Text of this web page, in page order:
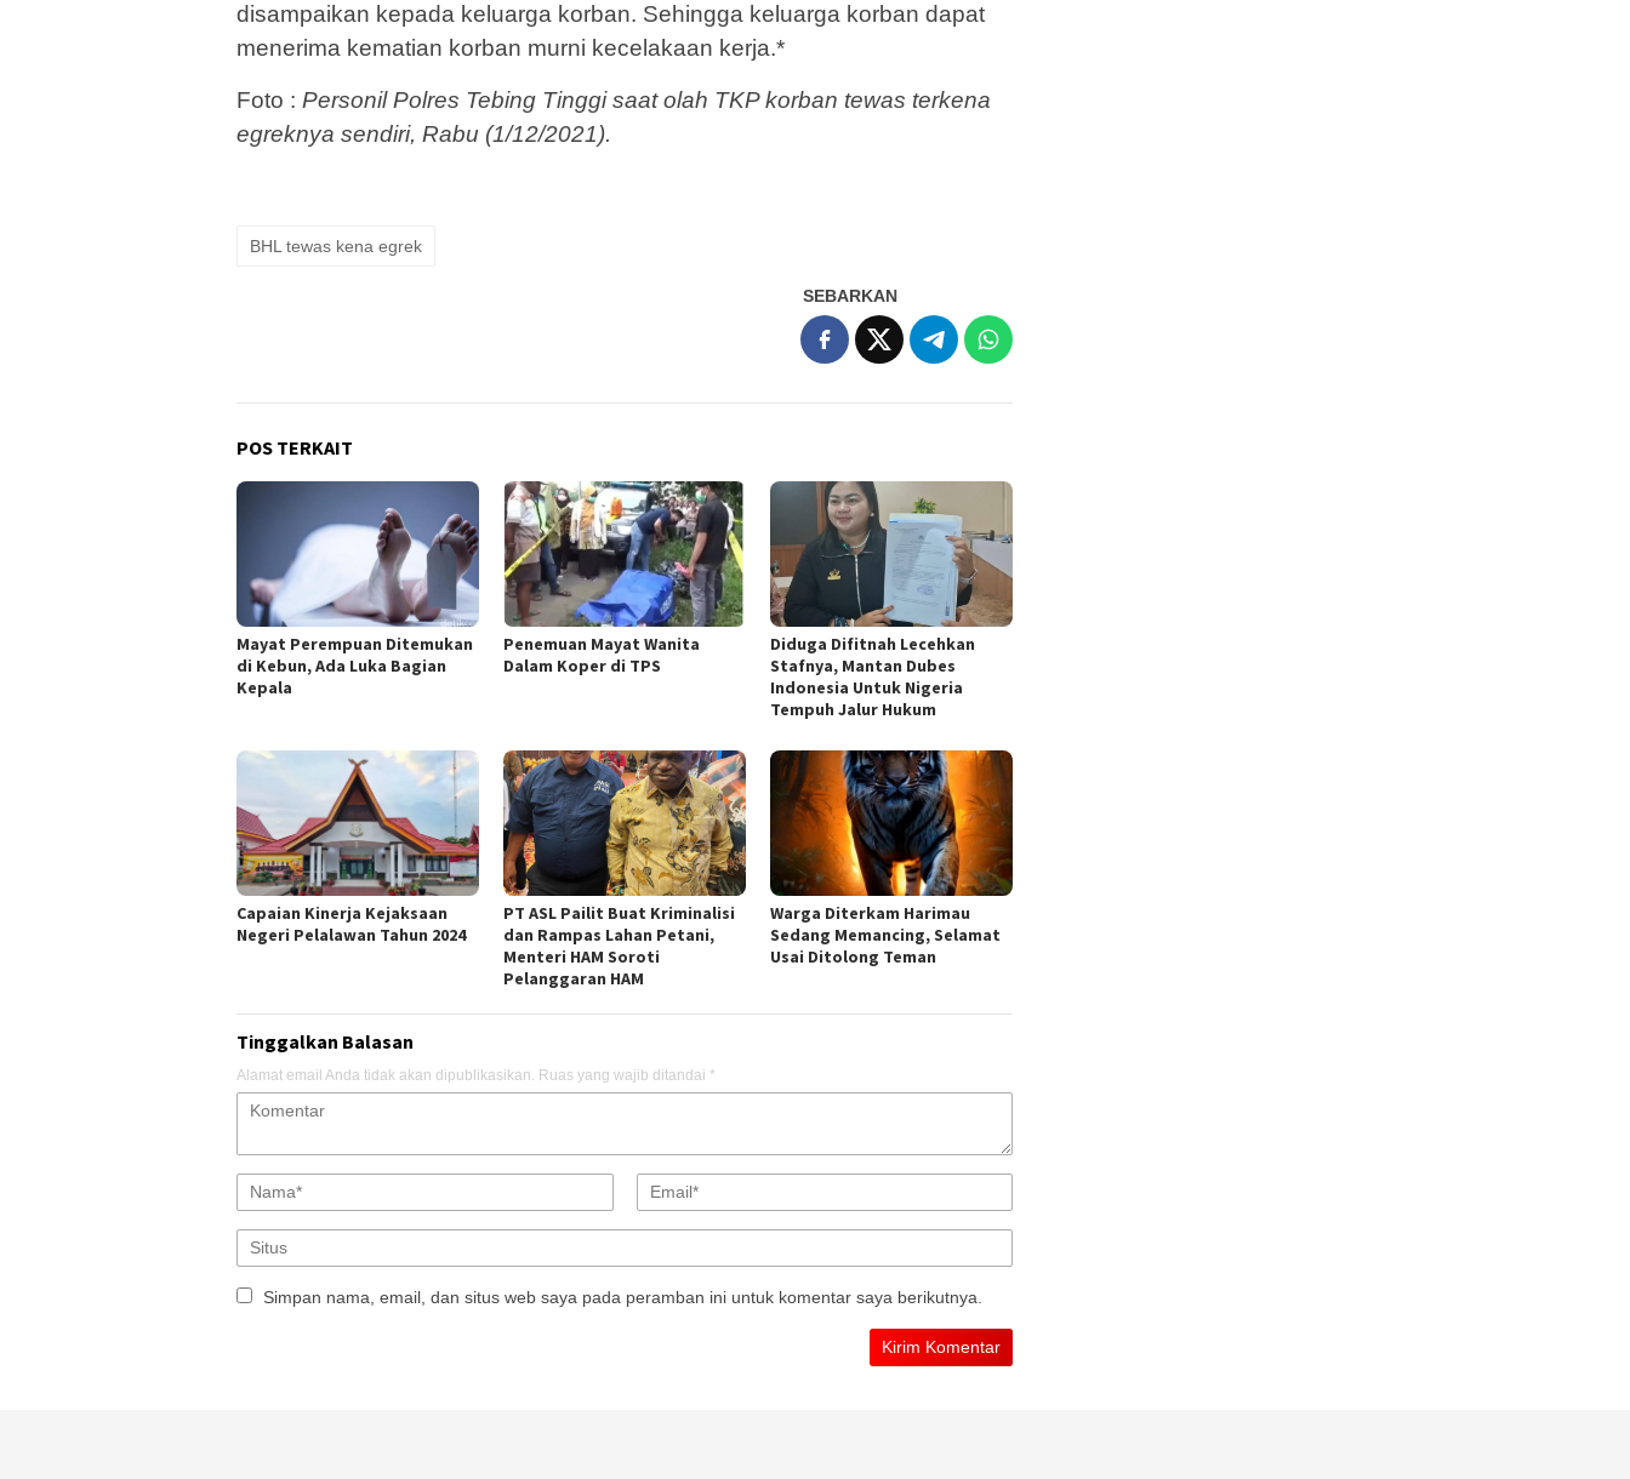
disampaikan kepada keluarga korban. Sehingga keluarga korban dapat
menerima kematian korban murni kecelakaan kerja.*
Foto : Personil Polres Tebing Tinggi saat olah TKP korban tewas terkena
egreknya sendiri, Rabu (1/12/2021).
BHL tewas kena egrek
SEBARKAN
POS TERKAIT
Mayat Perempuan Ditemukan
di Kebun, Ada Luka Bagian
Kepala
Penemuan Mayat Wanita
Dalam Koper di TPS
Diduga Difitnah Lecehkan
Stafnya, Mantan Dubes
Indonesia Untuk Nigeria
Tempuh Jalur Hukum
Capaian Kinerja Kejaksaan
Negeri Pelalawan Tahun 2024
PT ASL Pailit Buat Kriminalisi
dan Rampas Lahan Petani,
Menteri HAM Soroti
Pelanggaran HAM
Warga Diterkam Harimau
Sedang Memancing, Selamat
Usai Ditolong Teman
Tinggalkan Balasan
Alamat email Anda tidak akan dipublikasikan. Ruas yang wajib ditandai *
Simpan nama, email, dan situs web saya pada peramban ini untuk komentar saya berikutnya.